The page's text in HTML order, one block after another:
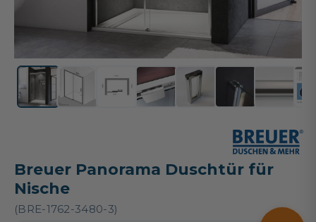
Breuer Panorama Duschtür für
Nische
(BRE-1762-3480-3)